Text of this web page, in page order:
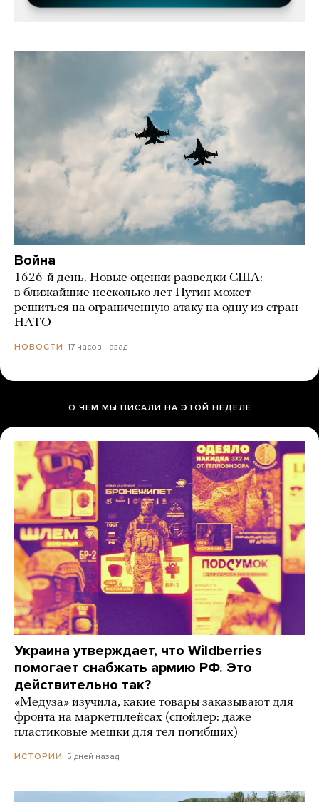
Война
1626-й день. Новые оценки разведки США:
в ближайшие несколько лет Путин может
решиться на ограниченную атаку на одну из стран
НАТО
НОВОСТИ 17 часов назад
О ЧЕМ МЫ ПИСАЛИ НА ЭТОЙ НЕДЕЛЕ
Украина утверждает, что Wildberries
помогает снабжать армию РФ. Это
действительно так?
«Медуза» изучила, какие товары заказывают для
фронта на маркетплейсах (спойлер: даже
пластиковые мешки для тел погибших)
ИСТОРИИ 5 дней назад